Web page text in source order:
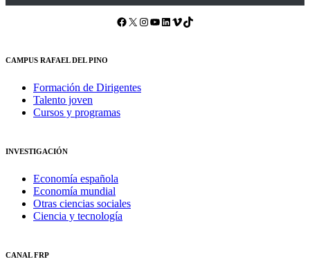
Facebook X Instagram YouTube LinkedIn Vimeo TikTok
CAMPUS RAFAEL DEL PINO
Formación de Dirigentes
Talento joven
Cursos y programas
INVESTIGACIÓN
Economía española
Economía mundial
Otras ciencias sociales
Ciencia y tecnología
CANAL FRP